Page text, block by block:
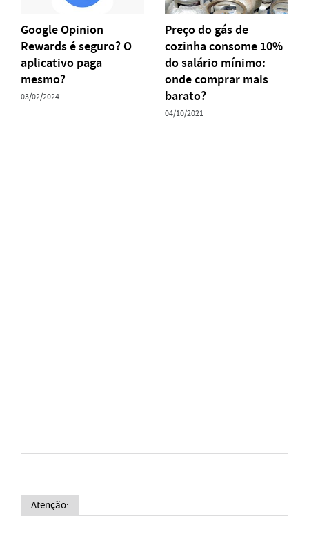
Google Opinion
Rewards é seguro? O
aplicativo paga
mesmo?
03/02/2024
Preço do gás de
cozinha consome 10%
do salário mínimo:
onde comprar mais
barato?
04/10/2021
Atenção: